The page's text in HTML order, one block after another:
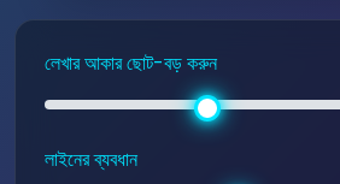
লেখার আকার ছোট-বড় করুন
লাইনের ব্যবধান